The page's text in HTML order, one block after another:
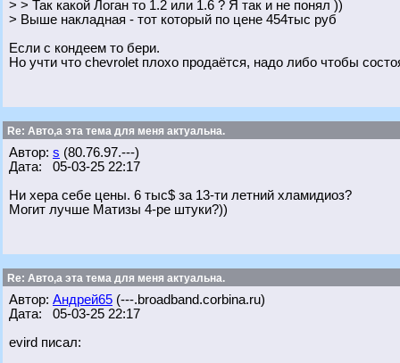
> > Так какой Логан то 1.2 или 1.6 ? Я так и не понял ))
> Выше накладная - тот который по цене 454тыс руб
Если с кондеем то бери.
Но учти что chevrolet плохо продаётся, надо либо чтобы
Re: Авто,а эта тема для меня актуальна.
Автор: s (80.76.97.---)
Дата: 05-03-25 22:17
Ни хера себе цены. 6 тыс$ за 13-ти летний хламидиоз?
Могит лучше Матизы 4-ре штуки?))
Re: Авто,а эта тема для меня актуальна.
Автор: Андрей65 (---.broadband.corbina.ru)
Дата: 05-03-25 22:17
evird писал: